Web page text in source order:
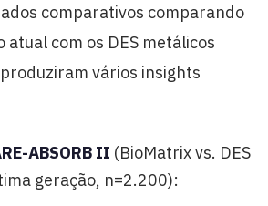
comparativos comparando
atual com os DES metálicos
vários insights
ABSORB II (BioMatrix vs. DES
geração, n=2.200):